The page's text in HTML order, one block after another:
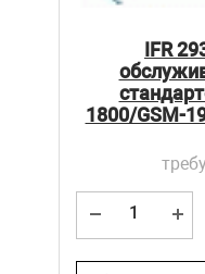
IFR
1800/GSM-